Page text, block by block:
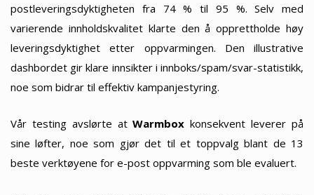
postleveringsdyktigheten fra 74 % til 95 %. Selv med
varierende innholdskvalitet klarte den å opprettholde høy
leveringsdyktighet etter oppvarmingen. Den illustrative
dashbordet gir klare innsikter i innboks/spam/svar-statistikk,
noe som bidrar til effektiv kampanjestyring.
Vår testing avslørte atWarmbox konsekvent leverer på
sine løfter, noe som gjør det til et toppvalg blant de 13
beste verktøyene for e-post oppvarming som ble evaluert.